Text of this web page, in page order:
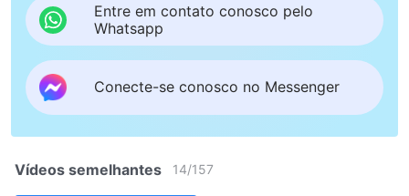
Entre em contato conosco pelo
Whatsapp
Conecte-se conosco no Messenger
Vídeos semelhantes 14/157